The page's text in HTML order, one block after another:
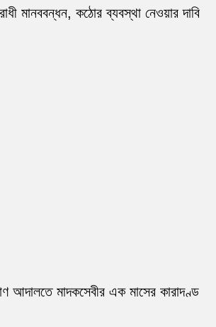
মানববন্ধন, কঠোর ব্যবস্থা নেওয়ার দাবি
আদালতে মাদকসেবীর এক মাসের কারাদণ্ড